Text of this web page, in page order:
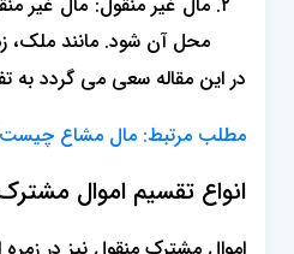
محل آن شود. مانند ملک،
در این مقاله سعی می گردد به
مطلب مرتبط: مال مشاع
انواع تقسیم اموال